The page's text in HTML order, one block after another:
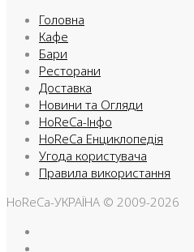
Головна
Кафе
Бари
Ресторани
Доставка
Новини та Огляди
HoReCa-Інфо
HoReCa Енциклопедія
Угода користувача
Правила використання
HoReCa-УКРАЇНА © 2009-2026